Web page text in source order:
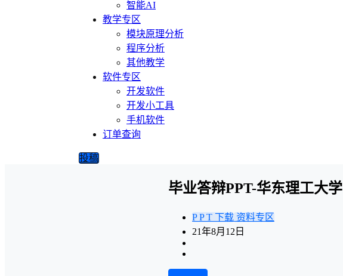
智能AI
教学专区
模块原理分析
程序分析
其他教学
软件专区
开发软件
开发小工具
手机软件
订单查询
投稿
毕业答辩PPT-华东理工大学
P P T 下载 资料专区
21年8月12日